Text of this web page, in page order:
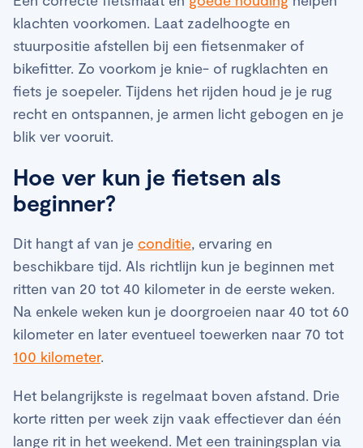
klachten voorkomen. Laat zadelhoogte en
stuurpositie afstellen bij een fietsenmaker of
bikefitter. Zo voorkom je knie- of rugklachten en
fiets je soepeler. Tijdens het rijden houd je je rug
recht en ontspannen, je armen licht gebogen en je
blik ver vooruit.
Hoe ver kun je fietsen als
beginner?
Dit hangt af van je conditie, ervaring en
beschikbare tijd. Als richtlijn kun je beginnen met
ritten van 20 tot 40 kilometer in de eerste weken.
Na enkele weken kun je doorgroeien naar 40 tot 60
kilometer en later eventueel toewerken naar 70 tot
100 kilometer.
Het belangrijkste is regelmaat boven afstand. Drie
korte ritten per week zijn vaak effectiever dan één
lange rit in het weekend. Met een trainingsplan via